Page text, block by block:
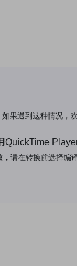
果遇到这种情况，
QuickTime
请在转换前选择编